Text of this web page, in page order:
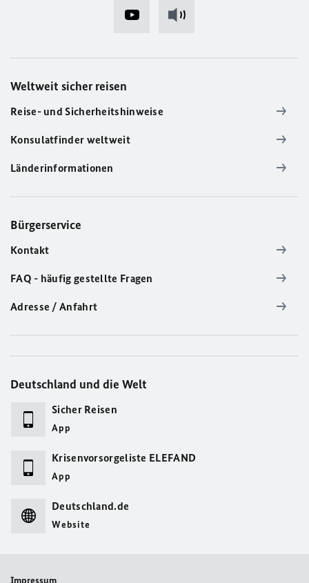
Weltweit sicher reisen
Reise- und Sicherheitshinweise
Konsulatfinder weltweit
Länderinformationen
Bürgerservice
Kontakt
FAQ - häufig gestellte Fragen
Adresse / Anfahrt
Deutschland und die Welt
Sicher Reisen
App
Krisenvorsorgeliste ELEFAND
App
Deutschland.de
Website
Impressum